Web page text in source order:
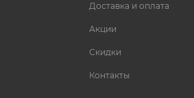
Доставка и оплата
Акции
Скидки
Контакты